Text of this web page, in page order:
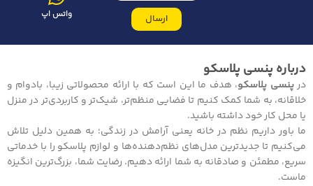
ارسال واتس اپ
درباره پنسی پلاسکو
درپنسی پلاسکو، هدف ما این است که با ارائه محصولاتی زیبا، بادوام و
خلاقانه، به شما کمک کنیم تا فضایی منظم‌تر، شیک‌تر و کاربردی‌تر در منزل
یا محل کار خود داشته باشید.
ما باور داریم نظم در خانه یعنی آرامش در زندگی؛ به همین دلیل تلاش
می‌کنیم تا جدیدترین مدل‌های نظم‌دهنده‌ها و لوازم پلاسکو را با خدماتی
سریع، مطمئن و صادقانه به شما ارائه دهیم. رضایت شما، بزرگ‌ترین انگیزه
ماست.